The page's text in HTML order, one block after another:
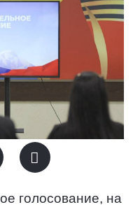
голосование, на